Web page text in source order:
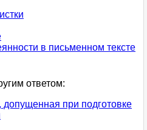
в письменном тексте
ответом:
допущенная при подготовке